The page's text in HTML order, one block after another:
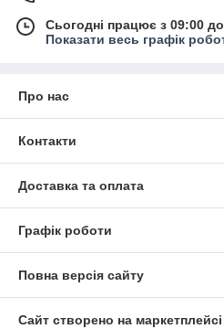
Сьогодні працює з 09:00
Показати весь графік
Про нас
Контакти
Доставка та оплата
Графік роботи
Повна версія сайту
Сайт створено на маркетплейсі